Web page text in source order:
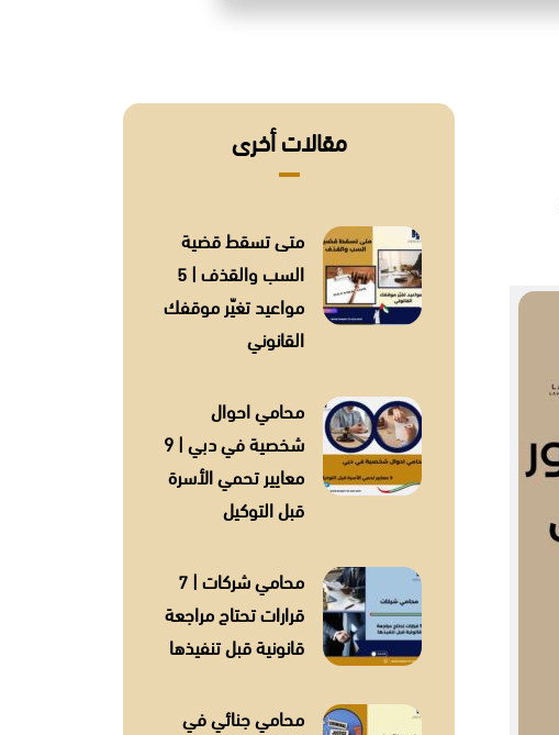
مقالات أخرى
متى تسقط قضية
السب والقذف | 5
مواعيد تغيّر موقفك
القانوني
محامي احوال
شخصية في دبي | 9
معايير تحمي الأسرة
قبل التوكيل
محامي شركات | 7
قرارات تحتاج مراجعة
قانونية قبل تنفيذها
محامي جنائي في